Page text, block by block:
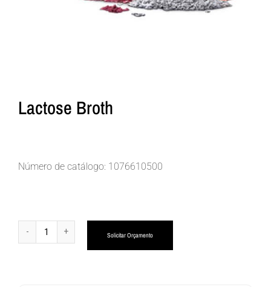
Lactose Broth
Número de catálogo: 1076610500
Solicitar Orçamento